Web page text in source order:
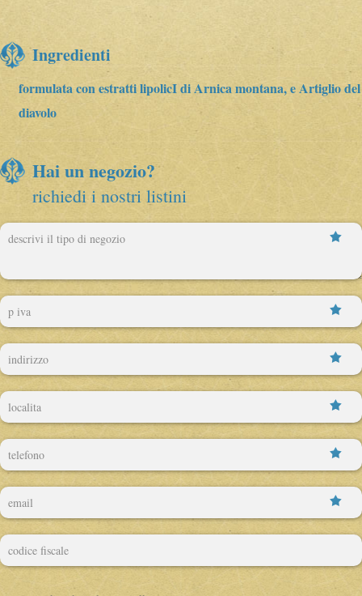
Ingredienti
formulata con estratti lipolicI di Arnica montana, e Artiglio del
diavolo
Hai un negozio?
richiedi i nostri listini